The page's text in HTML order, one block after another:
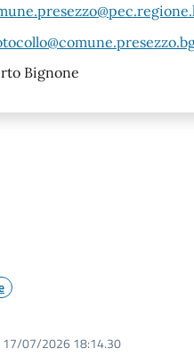
Bignone
17/07/2026 18:14.30